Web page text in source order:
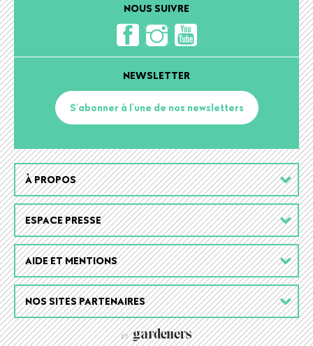
NOUS SUIVRE
NEWSLETTER
S'abonner à l'une de nos newsletters
Footer
menu
À PROPOS
ESPACE PRESSE
AIDE ET MENTIONS
NOS SITES PARTENAIRES